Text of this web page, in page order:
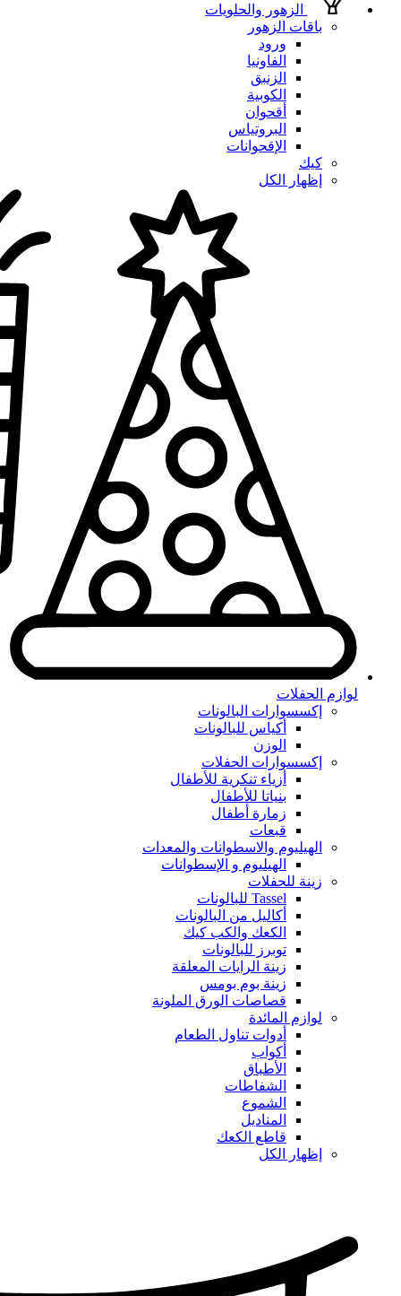
الزهور والحلويات
باقات الزهور
ورود
الفاونيا
الزنبق
الكوبية
أقحوان
البروتياس
الإقحوانات
كيك
إظهار الكل
لوازم الحفلات
إكسسوارات البالونات
أكياس للبالونات
الوزن
إكسسوارات الحفلات
أزياء تنكرية للأطفال
بنياتا للأطفال
زمارة أطفال
قبعات
الهيليوم والاسطوانات والمعدات
الهيليوم و الإسطوانات
زينة للحفلات
Tassel للبالونات
أكاليل من البالونات
الكعك والكب كيك
توبرز للبالونات
زينة الرايات المعلقة
زينة بوم بومس
قصاصات الورق الملونة
لوازم المائدة
أدوات تناول الطعام
أكواب
الأطباق
الشفاطات
الشموع
المناديل
قاطع الكعك
إظهار الكل